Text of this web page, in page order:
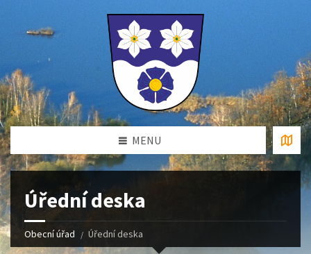
MENU
Úřední deska
Obecní úřad Úřední deska